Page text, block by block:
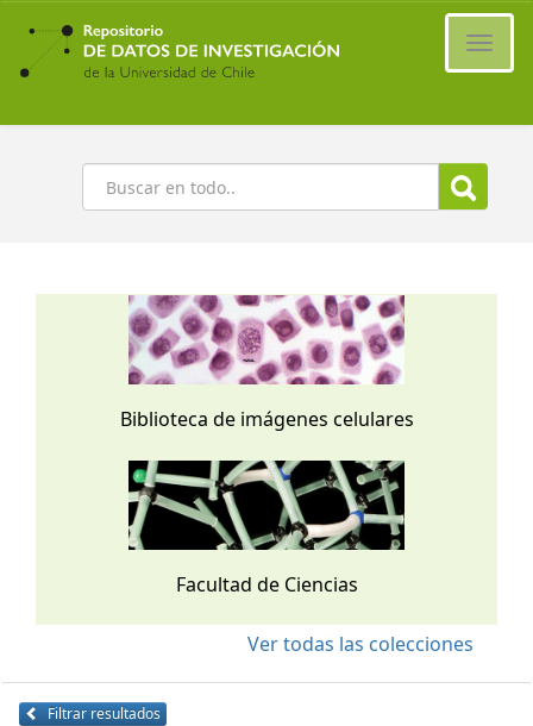
Ir
contenido
principal
Buscar
Biblioteca de imágenes celulares
Facultad de Ciencias
Ver todas las colecciones
Filtrar resultados